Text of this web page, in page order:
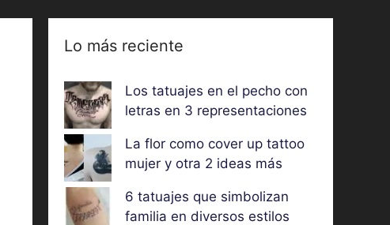
Lo más reciente
Los tatuajes en el pecho con
letras en 3 representaciones
La flor como cover up tattoo
mujer y otra 2 ideas más
6 tatuajes que simbolizan
familia en diversos estilos